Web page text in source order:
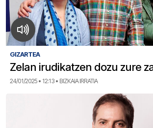
GIZARTEA
Zelan irudikatzen dozu zure
24/01/2025 • 12:13 • BIZKAIA IRRATIA